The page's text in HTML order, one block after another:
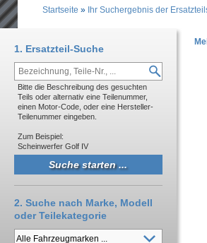
Startseite » Ihr Suchergebnis der
1. Ersatzteil-Suche
Bitte die Beschreibung des gesuchten
Teils oder alternativ eine Teilenummer,
einen Motor-Code, oder eine Hersteller-
Teilenummer eingeben.
Zum Beispiel:
Scheinwerfer Golf IV
2. Suche nach Marke, Modell
oder Teilekategorie